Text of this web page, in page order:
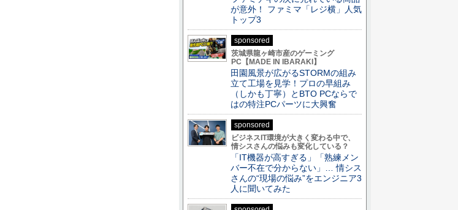
が意外！ ファミマ「レジ横」人気
トップ3
sponsored
茨城県龍ヶ崎市産のゲーミング
PC【MADE IN IBARAKI】
田園風景が広がるSTORMの組み
立て工場を見学！プロの早組み
（しかも丁寧）とBTO PCならで
はの特注PCパーツに大興奮
sponsored
ビジネスIT環境が大きく変わる中で、
情シスさんの悩みも変化している？
「IT機器が高すぎる」「熟練メン
バー不在で分からない」… 情シス
さんの“現場の悩み”をエンジニア3
人に聞いてみた